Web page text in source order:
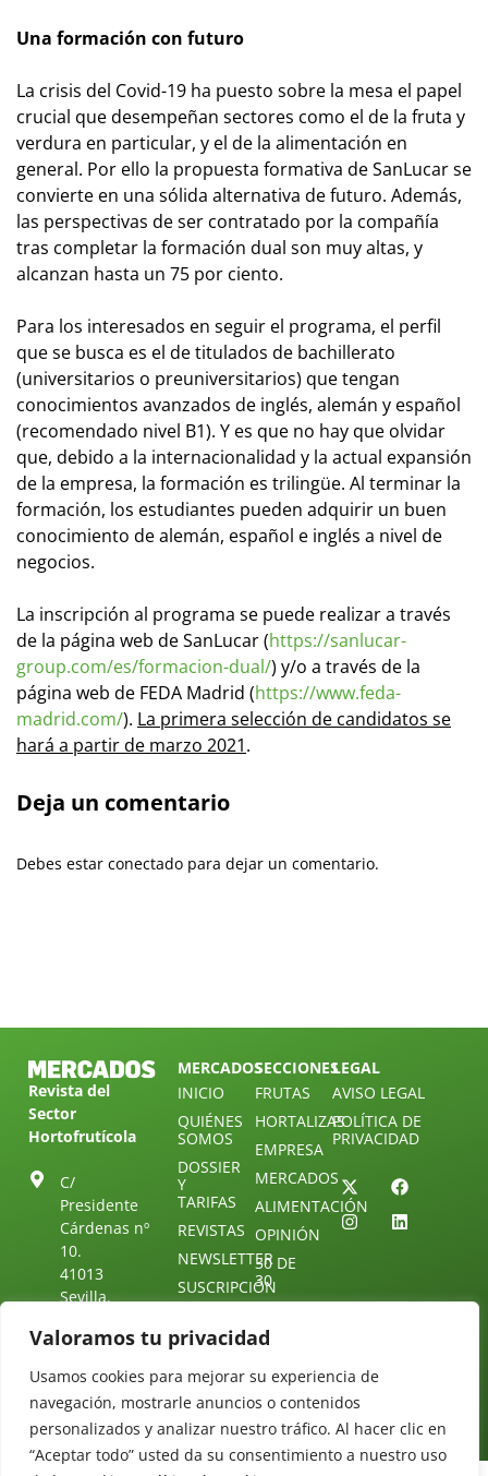
Valoramos tu privacidad
Usamos cookies para mejorar su experiencia de
navegación, mostrarle anuncios o contenidos
personalizados y analizar nuestro tráfico. Al hacer clic en
“Aceptar todo” usted da su consentimiento a nuestro uso
Una formación con futuro
La crisis del Covid-19 ha puesto sobre la mesa el papel
crucial que desempeñan sectores como el de la fruta y
verdura en particular, y el de la alimentación en
general. Por ello la propuesta formativa de SanLucar se
convierte en una sólida alternativa de futuro. Además,
las perspectivas de ser contratado por la compañía
tras completar la formación dual son muy altas, y
alcanzan hasta un 75 por ciento.
Para los interesados en seguir el programa, el perfil
que se busca es el de titulados de bachillerato
(universitarios o preuniversitarios) que tengan
conocimientos avanzados de inglés, alemán y español
(recomendado nivel B1). Y es que no hay que olvidar
que, debido a la internacionalidad y la actual expansión
de la empresa, la formación es trilingüe. Al terminar la
formación, los estudiantes pueden adquirir un buen
conocimiento de alemán, español e inglés a nivel de
negocios.
La inscripción al programa se puede realizar a través
de la página web de SanLucar (https://sanlucar-
group.com/es/formacion-dual/) y/o a través de la
página web de FEDA Madrid (https://www.feda-
madrid.com/). La primera selección de candidatos se
hará a partir de marzo 2021.
Deja un comentario
Debes estar conectado para dejar un comentario.
Revista del
Sector
Hortofrutícola
C/
Presidente
Cárdenas nº
10.
41013
Sevilla.
Tel: (+34) 954
25 88 51
redaccion@revistamercados.com
MERCADOS
INICIO
QUIÉNES
SOMOS
DOSSIER
Y
TARIFAS
REVISTAS
NEWSLETTER
SUSCRIPCIÓN
NUESTRO
TELEGRAM
CONTACTO
SECCIONES
FRUTAS
HORTALIZAS
EMPRESA
MERCADOS
ALIMENTACIÓN
OPINIÓN
30 DE
30
LEGAL
AVISO LEGAL
POLÍTICA DE
PRIVACIDAD